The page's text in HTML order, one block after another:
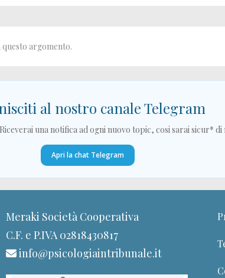
argomento.
al nostro canale Telegram
una notifica ad ogni nuovo topic, cosi sarai sicur*
Apri la chat Telegram
Meraki Società Cooperativa
C.F. e P.IVA 02818430817
info@psicologiaintribunale.it